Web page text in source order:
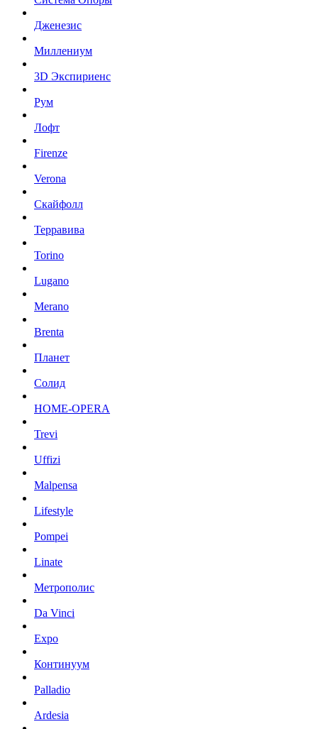
Дженезис
Миллениум
3D Экспириенс
Рум
Лофт
Firenze
Verona
Скайфолл
Терравива
Torino
Lugano
Merano
Brenta
Планет
Солид
HOME-OPERA
Trevi
Uffizi
Malpensa
Lifestyle
Pompei
Linate
Метрополис
Da Vinci
Expo
Континуум
Palladio
Ardesia